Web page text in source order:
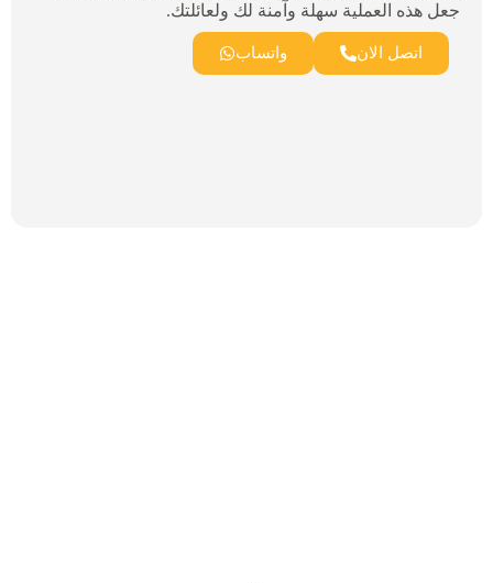
جعل هذه العملية سهلة وآمنة لك ولعائلتك.
اتصل الان واتساب